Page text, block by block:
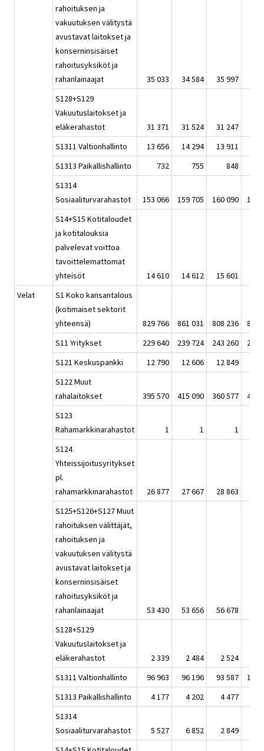
rahoituksen ja
vakuutuksen välitystä
avustavat laitokset ja
konserninsisäiset
rahoitusyksiköt ja
rahanlainaajat
35 033 34 584 35 997
S128+S129
Vakuutuslaitokset ja
eläkerahastot
31 371 31 524 31 247
S1311 Valtionhallinto
13 656 14 294 13 911
S1313 Paikallishallinto
732 755 848
S1314
Sosiaaliturvarahastot
153 066 159 705 160 090
144
S14+S15 Kotitaloudet
ja kotitalouksia
palvelevat voittoa
tavoittelemattomat
yhteisöt
14 610 14 612 15 601
Velat
S1 Koko kansantalous
(kotimaiset sektorit
yhteensä)
829 766 861 031 808 236
843
S11 Yritykset
229 640 239 724 243 260
229
S121 Keskuspankki
12 790 12 606 12 849
S122 Muut
rahalaitokset
395 570 415 090 360 577
402
S123
Rahamarkkinarahastot
1 1
1
S124
Yhteissijoitusyritykset
pl.
rahamarkkinarahastot
26 877 27 667 28 863
S125+S126+S127 Muut
rahoituksen välittäjät,
rahoituksen ja
vakuutuksen välitystä
avustavat laitokset ja
konserninsisäiset
rahoitusyksiköt ja
rahanlainaajat
53 430 53 656 56 678
S128+S129
Vakuutuslaitokset ja
eläkerahastot
2 339 2 484 2 524
S1311 Valtionhallinto
96 963 96 196 93 587
104
S1313 Paikallishallinto
4 177 4 202 4 477
S1314
Sosiaaliturvarahastot
5 527 6 852 2 849